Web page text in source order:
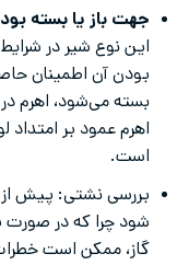
جهت باز یا بسته
این نوع شیر در شرایط
بودن آن اطمینان
بسته می‌شود، اهرم
اهرم عمود بر
است.
بررسی نشتی: پیش از
شود چرا که در
گاز، ممکن است